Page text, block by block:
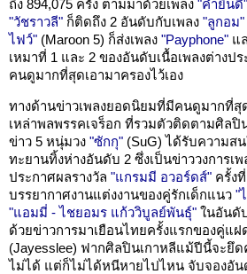
ถึง 894,075 ครั้ง ตามมาด้วยเพลง "คำยินดี"
"วัชราวลี" ก็ติดถึง 2 อันดับกับเพลง "ลูกอม"
ไฟว์" (Maroon 5) ก็ส่งเพลง "Payphone" แ
เหมาที่ 1 และ 2 ของอันดับเนื้อเพลงต่าง
คนดูมากที่สุดเอามาครองไว้เอง
ทางด้านข่าวเพลงยอดนิยมที่มีคนดูมากที่สุ
เหล่าพลพรรคเจร็อก ที่รวมตัวติดตามศิล
ข่าว 5 หนุ่มวง "ซักกุ" (SuG) ได้รับความส
ทะยานทิ้งห่างอันดับ 2 ซึ่งเป็นข่าววงการเ
ประกาศผลรางวัล "แกรมมี อวอร์ดส์" ครั้ง
บรรยากาศงานแต่งงานของคู่รักเด็กแนว "
"แอมมี่ - ไชยอมร แก้ววิบูลย์พันธุ์" ในอันดั
ด้วยข่าวการมาเยือนไทยครั้งแรกของคู่แฝ
(Jayesslee) ฟากศิลปินเกาหลีแม้ปีนี้จะยึ
ไม่ได้ แต่ก็ไม่ได้หนีหายไปไหน จับจองอัน